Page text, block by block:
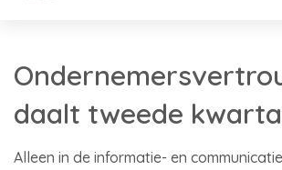
daalt tweede
Alleen in de informatie- en